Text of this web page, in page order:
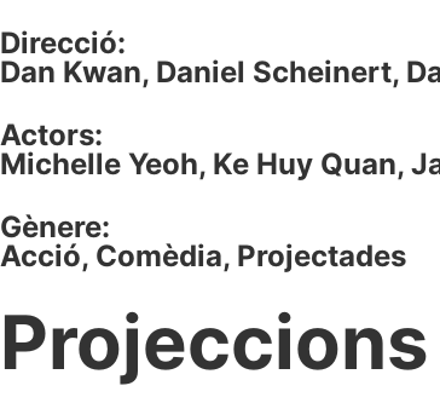
Direcció:
Dan Kwan, Daniel Scheinert,
Actors:
Michelle Yeoh, Ke Huy Quan,
Gènere:
Acció, Comèdia, Projectades
Projeccions